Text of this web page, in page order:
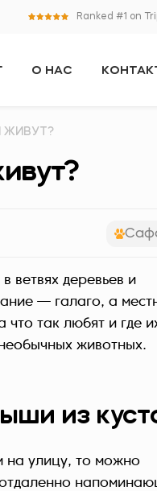
Ranked #1 on
España
Asia
Japan
Europe
Croatia
Suomi
О НАС
ЖИВУТ?
ветвях деревьев и
— галаго, а
так любят и где
животных.
из
на улицу, то можно